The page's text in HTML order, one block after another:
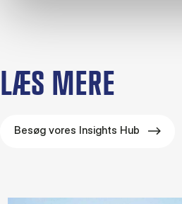
LÆS MERE
Besøg vores Insights Hub